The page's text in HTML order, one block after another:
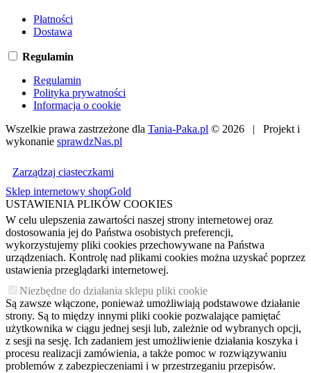
Płatności
Dostawa
Regulamin
Regulamin
Polityka prywatności
Informacja o cookie
Wszelkie prawa zastrzeżone dla Tania-Paka.pl © 2026 | Projekt i
wykonanie sprawdzNas.pl
Zarządzaj ciasteczkami
Sklep internetowy shopGold
USTAWIENIA PLIKÓW COOKIES
W celu ulepszenia zawartości naszej strony internetowej oraz
dostosowania jej do Państwa osobistych preferencji,
wykorzystujemy pliki cookies przechowywane na Państwa
urządzeniach. Kontrolę nad plikami cookies można uzyskać poprzez
ustawienia przeglądarki internetowej.
Niezbędne do działania sklepu pliki cookie
Są zawsze włączone, ponieważ umożliwiają podstawowe działanie
strony. Są to między innymi pliki cookie pozwalające pamiętać
użytkownika w ciągu jednej sesji lub, zależnie od wybranych opcji,
z sesji na sesję. Ich zadaniem jest umożliwienie działania koszyka i
procesu realizacji zamówienia, a także pomoc w rozwiązywaniu
problemów z zabezpieczeniami i w przestrzeganiu przepisów.